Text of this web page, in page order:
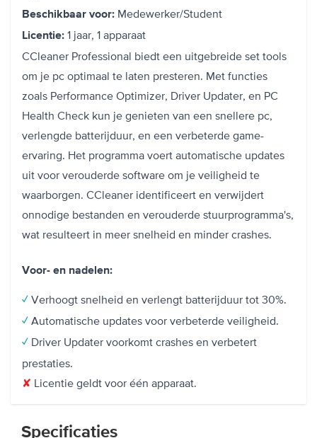
Beschikbaar voor: Medewerker/Student
Licentie: 1 jaar, 1 apparaat
CCleaner Professional biedt een uitgebreide set tools
om je pc optimaal te laten presteren. Met functies
zoals Performance Optimizer, Driver Updater, en PC
Health Check kun je genieten van een snellere pc,
verlengde batterijduur, en een verbeterde game-
ervaring. Het programma voert automatische updates
uit voor verouderde software om je veiligheid te
waarborgen. CCleaner identificeert en verwijdert
onnodige bestanden en verouderde stuurprogramma's,
wat resulteert in meer snelheid en minder crashes.
Voor- en nadelen:
✓ Verhoogt snelheid en verlengt batterijduur tot 30%.
✓ Automatische updates voor verbeterde veiligheid.
✓ Driver Updater voorkomt crashes en verbetert
prestaties.
✘ Licentie geldt voor één apparaat.
Specificaties